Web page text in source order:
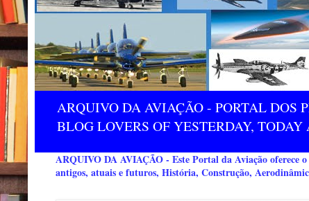
ARQUIVO DA AVIAÇÃO - PORTAL DOS
BLOG LOVERS OF YESTERDAY, TODAY
ARQUIVO DA AVIAÇÃO - Este Portal da Aviação oferece
antigos, atuais e futuros, História, Construção,